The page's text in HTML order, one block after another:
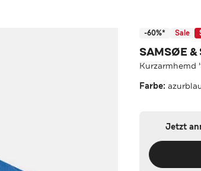
-60%* Sale
SAMSØE &
Kurzarmhemd
Farbe:
Jetzt